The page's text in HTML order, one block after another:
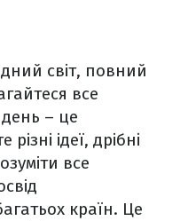
світ, повний
все
– це
ідеї, дрібні
все
країн. Це